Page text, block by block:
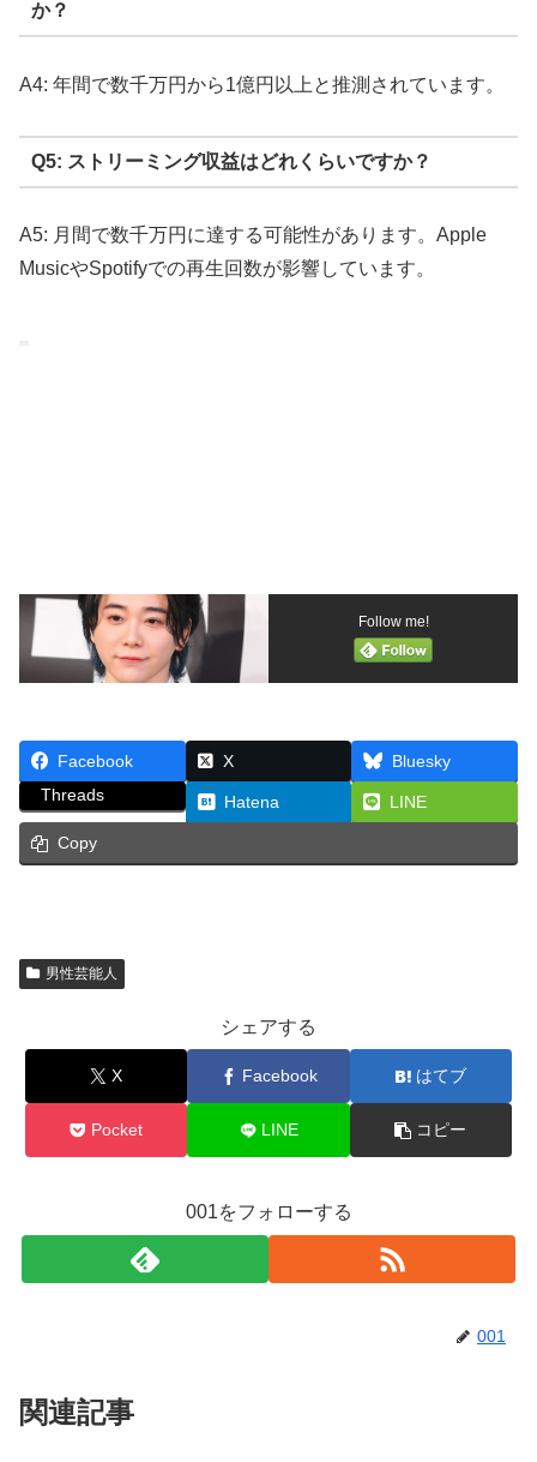
か？
A4: 年間で数千万円から1億円以上と推測されています。
Q5: ストリーミング収益はどれくらいですか？
A5: 月間で数千万円に達する可能性があります。Apple
MusicやSpotifyでの再生回数が影響しています。
Follow me!
Facebook X
Bluesky
Threads
Hatena LINE
Copy
男性芸能人
シェアする
X Facebook はてブ
Pocket LINE コピー
001をフォローする
001
関連記事